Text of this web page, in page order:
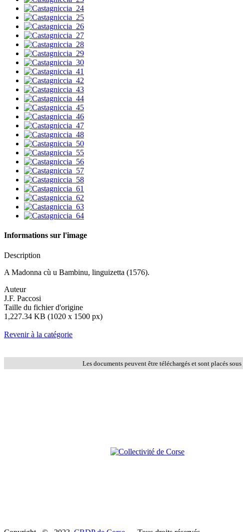
Informations sur l'image
Description
A Madonna cù u Bambinu, linguizetta (1576).
Auteur
J.F. Paccosi
Taille du fichier d'origine
1,227.34 KB (1020 x 1500 px)
Revenir à la catégorie
Les documents peuvent être téléchargés et sont placés sous